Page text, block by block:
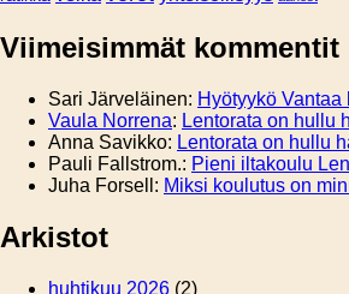
Viimeisimmät kommentit
Sari Järveläinen: Hyötyykö
Vaula Norrena: Lentorata on hullu
Anna Savikko: Lentorata on hullu
Pauli Fallstrom.: Pieni iltakoulu
Juha Forsell : Miksi koulutus on
Arkistot
huhtikuu 2026 (2)